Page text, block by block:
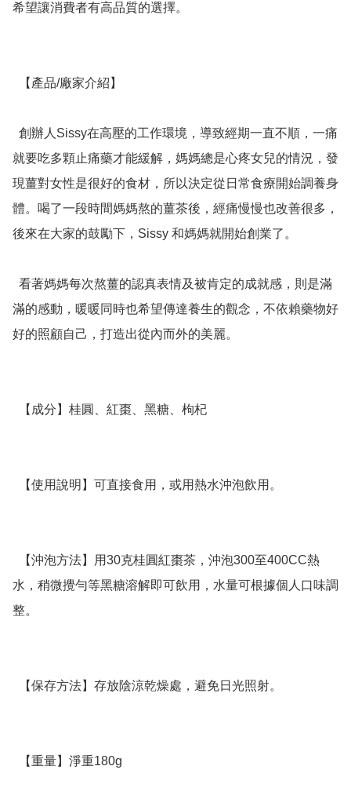
希望讓消費者有高品質的選擇。
就要吃多顆止痛藥才能緩解，媽媽總是心疼女兒的情況，發
現薑對女性是很好的食材，所以決定從日常食療開始調養身
體。喝了一段時間媽媽熬的薑茶後，經痛慢慢也改善很多，
後來在大家的鼓勵下，Sissy 和媽媽就開始創業了。
滿的感動，暖暖同時也希望傳達養生的觀念，不依賴藥物好
好的照顧自己，打造出從內而外的美麗。
水，稍微攪勻等黑糖溶解即可飲用，水量可根據個人口味調
整。
  【重量】淨重180g